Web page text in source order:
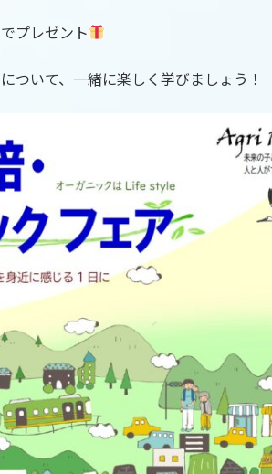
プレゼント
ついて、一緒に楽しく学びましょう！